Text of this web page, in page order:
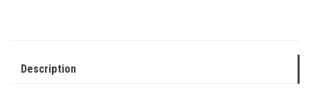
Description